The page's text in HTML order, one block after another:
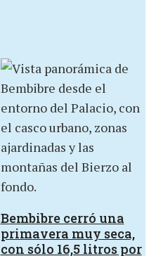
Bembibre cerró una
primavera muy seca,
con sólo 16,5 litros por